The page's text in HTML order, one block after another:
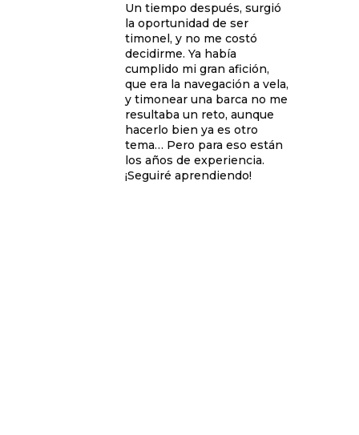
Un tiempo después, surgió
la oportunidad de ser
timonel, y no me costó
decidirme. Ya había
cumplido mi gran afición,
que era la navegación a vela,
y timonear una barca no me
resultaba un reto, aunque
hacerlo bien ya es otro
tema… Pero para eso están
los años de experiencia.
¡Seguiré aprendiendo!